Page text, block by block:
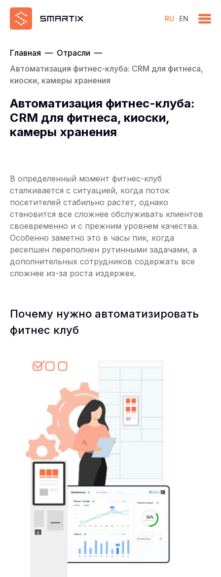
RU EN
Главная — Отрасли —
Автоматизация фитнес-клуба: CRM для фитнеса,
киоски, камеры хранения
Автоматизация фитнес-клуба:
CRM для фитнеса, киоски,
камеры хранения
В определенный момент фитнес-клуб
сталкивается с ситуацией, когда поток
посетителей стабильно растет, однако
становится все сложнее обслуживать клиентов
своевременно и с прежним уровнем качества.
Особенно заметно это в часы пик, когда
ресепшен переполнен рутинными задачами, а
дополнительных сотрудников содержать все
сложнее из-за роста издержек.
Почему нужно автоматизировать
фитнес клуб